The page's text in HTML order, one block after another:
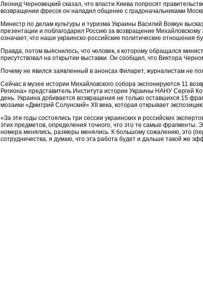
Леонид Черновецкий сказал, что власти Киева попросят
возвращении фресок он наладил общение с градоначальниками
Министр по делам культуры и туризма Украины Василий Вовкун
презентации и поблагодарил Россию за возвращение
означает, что наши украинско-российские политические отношения
Правда, потом выяснилось, что человек, к которому обращался
присутствовал на открытии выставки. Он сообщил, что Виктора
Почему не явился заявленный в анонсах Филарет, журналистам не
Сейчас в музее истории Михайловского собора экспонируются 11
Региона» представитель Института истории Украины НАНУ Сергей
день. Украина добивается возвращения не только оставшихся 15
мозаики «Дмитрий Солунский» ХІІ века, которая открывает
«За эти годы состоялись три сессии украинских и российских
этих предметов, определения точного, что это те самые фрагменты.
номера менялись, размеры менялись. К большому сожалению, это
сотрудничества, я думаю, что эта работа будет и дальше такой же